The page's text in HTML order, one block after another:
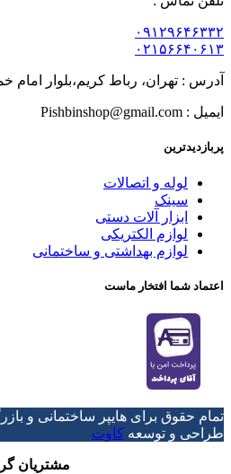
۰۹۱۲۹۶۴۶۳۳۲
۰۲۱۵۶۶۴۰۶۱۳
آدرس : تهران، رباط کریم،بلوار امام
ایمیل : Pishbinshop@gmail.com
پربازدیدترین
لوله و اتصالات
سینک
ابزار آلات دستی
لوازم الکتریکی
لوازم بهداشتی و ساختمانی
اعتماد شما افتخار ماست
تمام حقوق برای هایپر ساختمانی و
طراحی و توسعه کاوت
مشتریان